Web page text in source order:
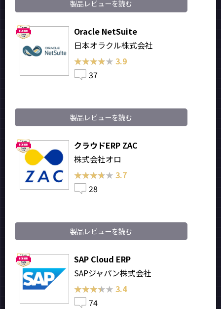
製品レビューを読む
Oracle NetSuite
日本オラクル株式会社
★★★★★
★★★★★ 3.9
37
製品レビューを読む
クラウドERP ZAC
株式会社オロ
★★★★★
★★★★★ 3.7
28
製品レビューを読む
SAP Cloud ERP
SAPジャパン株式会社
★★★★★
★★★★★ 3.4
74